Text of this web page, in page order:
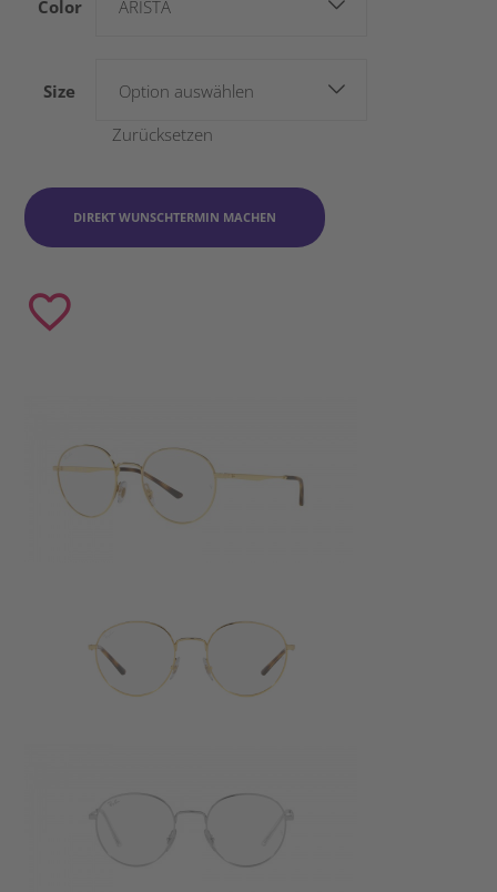
Color ARISTA
Size
Option auswählen
Zurücksetzen
DIREKT WUNSCHTERMIN MACHEN